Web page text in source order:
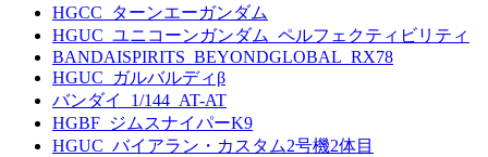
HGCC_ターンエーガンダム
HGUC_ユニコーンガンダム_ペルフェクティビリティ
BANDAISPIRITS_BEYONDGLOBAL_RX78
HGUC_ガルバルディβ
バンダイ_1/144_AT-AT
HGBF_ジムスナイパーK9
HGUC_バイアラン・カスタム2号機2体目